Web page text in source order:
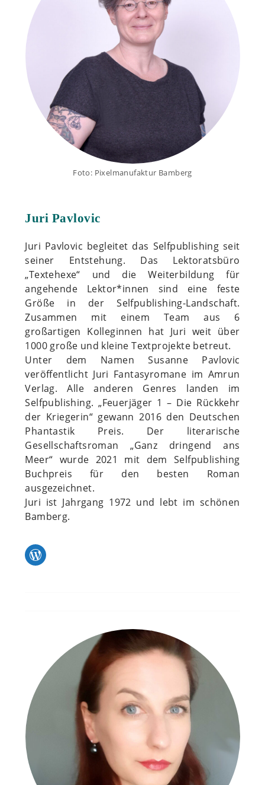
Foto: Pixelmanufaktur Bamberg
Juri Pavlovic
Juri Pavlovic begleitet das Selfpublishing seit
seiner Entstehung. Das Lektoratsbüro
„Textehexe“ und die Weiterbildung für
angehende Lektor*innen sind eine feste
Größe in der Selfpublishing-Landschaft.
Zusammen mit einem Team aus 6
großartigen Kolleginnen hat Juri weit über
1000 große und kleine Textprojekte betreut.
Unter dem Namen Susanne Pavlovic
veröffentlicht Juri Fantasyromane im Amrun
Verlag. Alle anderen Genres landen im
Selfpublishing. „Feuerjäger 1 – Die Rückkehr
der Kriegerin“ gewann 2016 den Deutschen
Phantastik Preis. Der literarische
Gesellschaftsroman „Ganz dringend ans
Meer“ wurde 2021 mit dem Selfpublishing
Buchpreis für den besten Roman
ausgezeichnet.
Juri ist Jahrgang 1972 und lebt im schönen
Bamberg.
WordPress